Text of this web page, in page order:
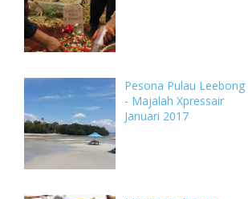
Pesona Pulau Leebong
- Majalah Xpressair
Januari 2017